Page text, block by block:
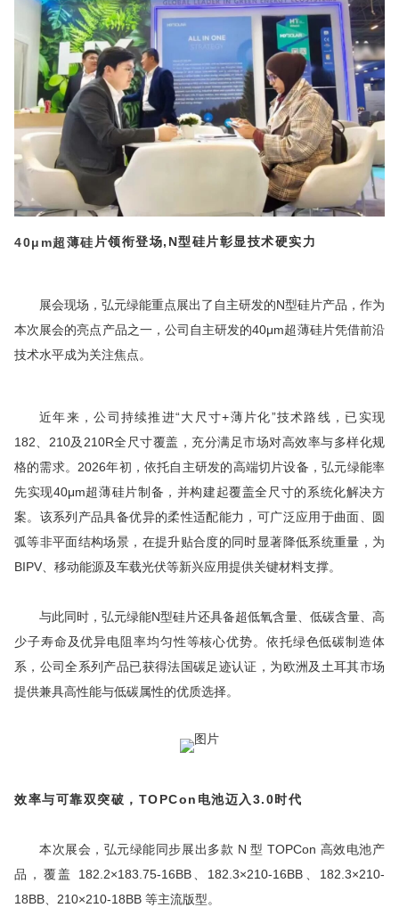
40μm超薄硅 片领衔登场, N型硅片彰显技术硬实力
展会现场，弘元绿能重点展出了自主研发的N型硅片产品，作为
本次展会的亮点产品之一，公司自主研发的40μm超薄硅片凭借前沿
技术水平成为关注焦点。
近年来，公司持续推进“大尺寸+薄片化”技术路线，已实现
182、210及210R全尺寸覆盖，充分满足市场对高效率与多样化规
格的需求。2026年初，依托自主研发的高端切片设备，弘元绿能率
先实现40μm超薄硅片制备，并构建起覆盖全尺寸的系统化解决方
案。该系列产品具备优异的柔性适配能力，可广泛应用于曲面、圆
弧等非平面结构场景，在提升贴合度的同时显著降低系统重量，为
BIPV 、移动能源及车载光伏等新兴应用提供关键材料支撑。
与此同时，弘元绿能N型硅片还具备超低氧含量、低碳含量、高
少子寿命及优异电阻率均匀性等核心优势。依托绿色低碳制造体
系，公司全系列产品已获得法国碳足迹认证，为欧洲及土耳其市场
提供兼具高性能与低碳属性的优质选择。
效率与可靠双突破， TOPCon电池迈入3.0时代
本次展会，弘元绿能同步展出多款 N 型 TOPCon 高效电池产
品，覆盖 182.2×183.75-16BB、182.3×210-16BB、182.3×210-
18BB、210×210-18BB 等主流版型。